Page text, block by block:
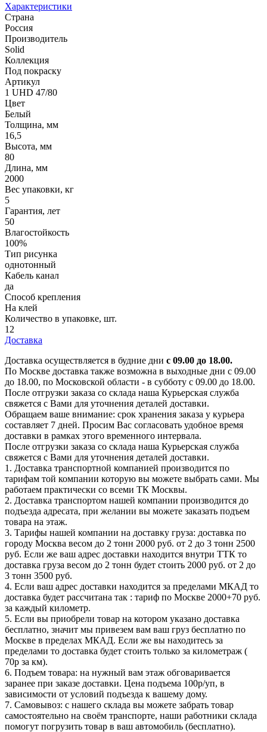
Характеристики
Страна
Россия
Производитель
Solid
Коллекция
Под покраску
Артикул
1 UHD 47/80
Цвет
Белый
Толщина, мм
16,5
Высота, мм
80
Длина, мм
2000
Вес упаковки, кг
5
Гарантия, лет
50
Влагостойкость
100%
Тип рисунка
однотонный
Кабель канал
да
Способ крепления
На клей
Количество в упаковке, шт.
12
Доставка
Доставка осуществляется в будние дни с 09.00 до 18.00.
По Москве доставка также возможна в выходные дни с 09.00
до 18.00, по Московской области - в субботу с 09.00 до 18.00.
После отгрузки заказа со склада наша Курьерская служба
свяжется с Вами для уточнения деталей доставки.
Обращаем ваше внимание: срок хранения заказа у курьера
составляет 7 дней. Просим Вас согласовать удобное время
доставки в рамках этого временного интервала.
После отгрузки заказа со склада наша Курьерская служба
свяжется с Вами для уточнения деталей доставки.
1. Доставка транспортной компанией производится по
тарифам той компании которую вы можете выбрать сами. Мы
работаем практически со всеми ТК Москвы.
2. Доставка транспортом нашей компании производится до
подъезда адресата, при желании вы можете заказать подъем
товара на этаж.
3. Тарифы нашей компании на доставку груза: доставка по
городу Москва весом до 2 тонн 2000 руб. от 2 до 3 тонн 2500
руб. Если же ваш адрес доставки находится внутри ТТК то
доставка груза весом до 2 тонн будет стоить 2000 руб. от 2 до
3 тонн 3500 руб.
4. Если ваш адрес доставки находится за пределами МКАД то
доставка будет рассчитана так : тариф по Москве 2000+70 руб.
за каждый километр.
5. Если вы приобрели товар на котором указано доставка
бесплатно, значит мы привезем вам ваш груз бесплатно по
Москве в пределах МКАД. Если же вы находитесь за
пределами то доставка будет стоить только за километраж (
70р за км).
6. Подъем товара: на нужный вам этаж обговаривается
заранее при заказе доставки. Цена подъема 100р/уп, в
зависимости от условий подъезда к вашему дому.
7. Самовывоз: с нашего склада вы можете забрать товар
самостоятельно на своём транспорте, наши работники склада
помогут погрузить товар в ваш автомобиль (бесплатно).